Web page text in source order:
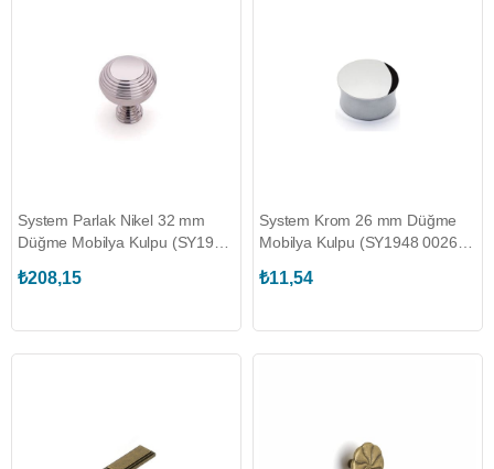
System Parlak Nikel 32 mm
Düğme Mobilya Kulpu (SY1937
₺208,15
System Krom 26 mm Düğme
Mobilya Kulpu (SY1948 0026
₺11,54